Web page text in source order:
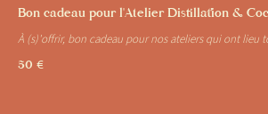
Bon cadeau pour l'Atelier Distillation &
À (s)'offrir, bon cadeau pour nos ateliers qui ont lieu
50 €